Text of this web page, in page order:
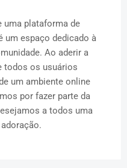
uma plataforma de
um espaço dedicado à
Ao aderir a
todos os usuários
um ambiente online
por fazer parte da
a todos uma